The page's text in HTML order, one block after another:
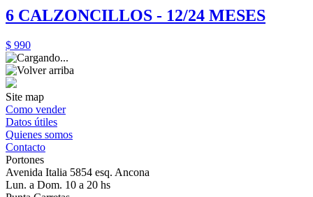
6 CALZONCILLOS - 12/24 MESES
$ 990
Site map
Como vender
Datos útiles
Quienes somos
Contacto
Portones
Avenida Italia 5854 esq. Ancona
Lun. a Dom. 10 a 20 hs